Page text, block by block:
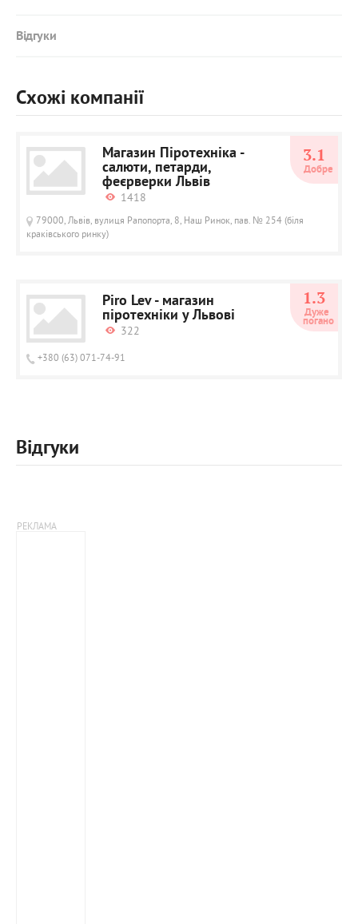
Відгуки
Схожі компанії
Магазин Піротехніка -
салюти, петарди,
феєрверки Львів
1418
79000, Львів, вулиця Рапопорта, 8, Наш Ринок, пав. № 254 (біля
краківського ринку)
3.1
Добре
Piro Lev - магазин
піротехніки у Львові
322
+380 (63) 071-74-91
1.3
Дуже
погано
Відгуки